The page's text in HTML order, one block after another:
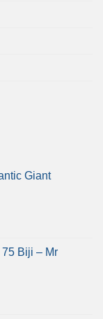
Giant
Biji – Mr